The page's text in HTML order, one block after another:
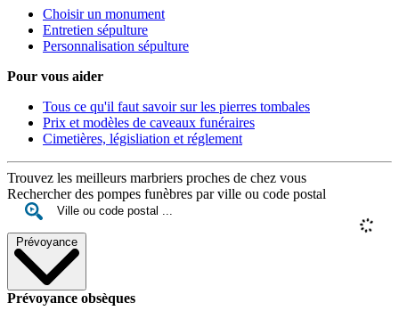
Choisir un monument
Entretien sépulture
Personnalisation sépulture
Pour vous aider
Tous ce qu'il faut savoir sur les pierres tombales
Prix et modèles de caveaux funéraires
Cimetières, législiation et réglement
Trouvez les meilleurs marbriers proches de chez vous
Rechercher des pompes funèbres par ville ou code postal
Prévoyance
Prévoyance obsèques